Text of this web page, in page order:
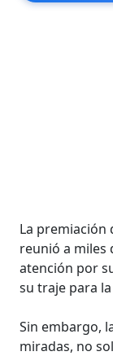
La premiación
reunió a miles
atención por
su traje para
Sin embargo,
miradas, no